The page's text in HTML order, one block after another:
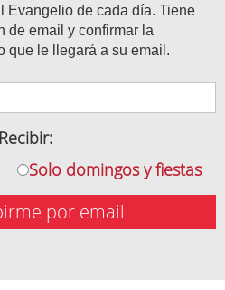
Evangelio de cada día. Tiene
de email y confirmar la
que le llegará a su email.
Recibir:
Solo domingos y fiestas
por email